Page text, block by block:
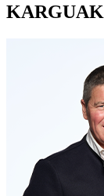
KARGUAK